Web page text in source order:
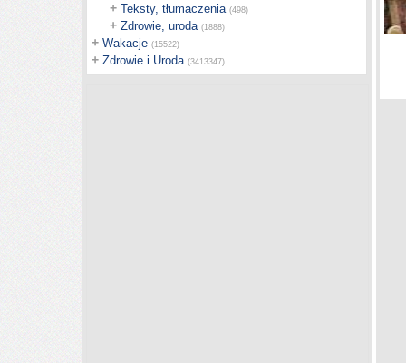
+ Teksty, tłumaczenia (498)
+ Zdrowie, uroda (1888)
+ Wakacje (15522)
+ Zdrowie i Uroda (3413347)